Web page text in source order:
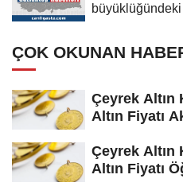
ÇOK OKUNAN
Çeyrek Altın
Altın Fiyatı
Çeyrek Altın
Altın Fiyatı